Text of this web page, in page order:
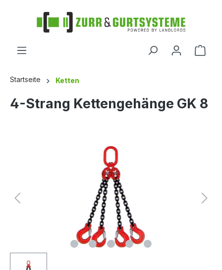
springen
Startseite Ketten
4-Strang Kettengehänge GK 8
Bildergalerie überspringen